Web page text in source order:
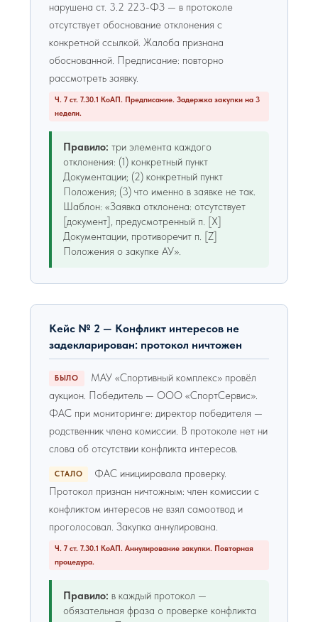
нарушена ст. 3.2 223-ФЗ — в протоколе
отсутствует обоснование отклонения с
конкретной ссылкой. Жалоба признана
обоснованной. Предписание: повторно
рассмотреть заявку.
Ч. 7 ст. 7.30.1 КоАП. Предписание. Задержка закупки на 3
недели.
Правило: три элемента каждого
отклонения: (1) конкретный пункт
Документации; (2) конкретный пункт
Положения; (3) что именно в заявке не так.
Шаблон: «Заявка отклонена: отсутствует
[документ], предусмотренный п. [X]
Документации, противоречит п. [Z]
Положения о закупке АУ».
Кейс № 2 — Конфликт интересов не
задекларирован: протокол ничтожен
БЫЛО
МАУ «Спортивный комплекс» провёл
аукцион. Победитель — ООО «СпортСервис».
ФАС при мониторинге: директор победителя —
родственник члена комиссии. В протоколе нет ни
слова об отсутствии конфликта интересов.
СТАЛО
ФАС инициировала проверку.
Протокол признан ничтожным: член комиссии с
конфликтом интересов не взял самоотвод и
проголосовал. Закупка аннулирована.
Ч. 7 ст. 7.30.1 КоАП. Аннулирование закупки. Повторная
процедура.
Правило: в каждый протокол —
обязательная фраза о проверке конфликта